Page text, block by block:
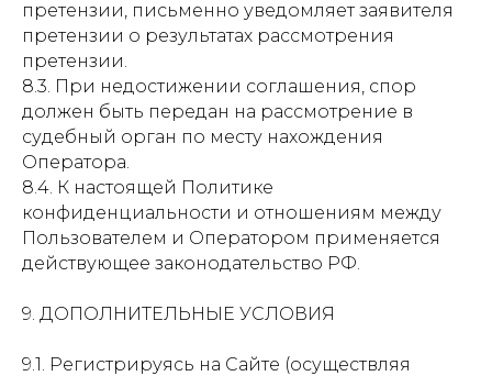
претензии, письменно уведомляет заявителя
претензии о результатах рассмотрения
претензии.
8.3. При недостижении соглашения, спор
должен быть передан на рассмотрение в
судебный орган по месту нахождения
Оператора.
8.4. К настоящей Политике
конфиденциальности и отношениям между
Пользователем и Оператором применяется
действующее законодательство РФ.
9. ДОПОЛНИТЕЛЬНЫЕ УСЛОВИЯ
9.1. Регистрируясь на Сайте (осуществляя